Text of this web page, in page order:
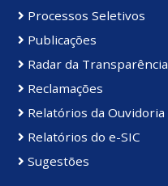
Processos Seletivos
Publicações
Radar da Transparência
Reclamações
Relatórios da Ouvidoria
Relatórios do e-SIC
Sugestões